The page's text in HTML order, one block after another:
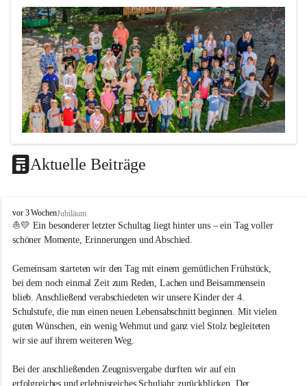
Unterrichtsqualität
Es ist uns wichtig …
durch das Angebot verschiedener Unterrichtsformen
ein motiviertes Lernklima zu schaffen.
Grundtechniken zu vermitteln und zu üben.
die Selbsttätigkeit der SchülerInnen zu fördern.
dass die SchülerInnen ihre Stärken erkennen und ihre
durch ein Angebot verschiedener Lern-, Spiel- und
Erholungsbereiche die individuellen Bedürfnisse und
Aktuelle Beiträge
V
o
l
s
s
c
h
u
l
e
t
vor 3 WochenJubiläum
⛵💛 Ein besonderer letzter Schultag liegt hinter uns – ein Tag voller
schöner Momente, Erinnerungen und Abschied.
Gemeinsam starteten wir den Tag mit einem gemütlichen Frühstück,
bei dem noch einmal Zeit zum Reden, Lachen und Beisammensein
blieb. Anschließend verabschiedeten wir unsere Kinder der 4.
Schulstufe, die nun einen neuen Lebensabschnitt beginnen. Mit vielen
guten Wünschen, ein wenig Wehmut und ganz viel Stolz begleiteten
wir sie auf ihrem weiteren Weg.
Bei der anschließenden Zeugnisvergabe durften wir auf ein
erfolgreiches und erlebnisreiches Schuljahr zurückblicken. Der